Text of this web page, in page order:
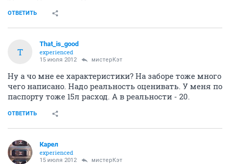
ОТВЕТИТЬ
T
That_is_good
experienced
15 июля 2012 мистерКэт
Ну а чо мне ее характеристики? На заборе тоже много
чего написано. Надо реальность оценивать. У меня по
паспорту тоже 15л расход. А в реальности - 20.
ОТВЕТИТЬ
Карел
experienced
15 июля 2012 мистерКэт